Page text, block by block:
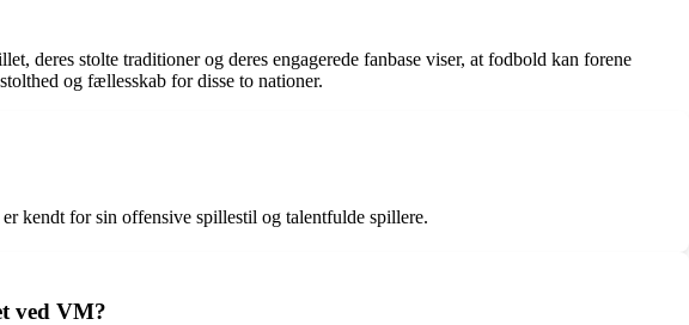
deres stolte traditioner og deres engagerede fanbase viser, at fodbold kan forene
og fællesskab for disse to nationer.
kendt for sin offensive spillestil og talentfulde spillere.
ved VM?